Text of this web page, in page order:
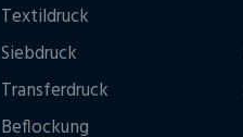
Textildruck
Siebdruck
Transferdruck
Beflockung